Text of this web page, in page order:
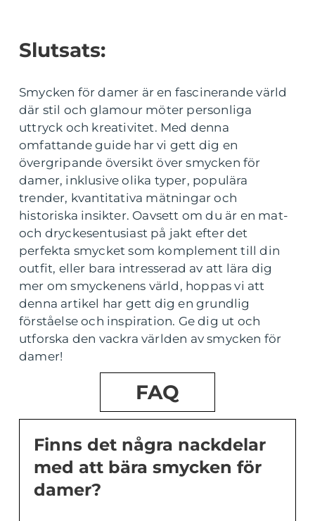
Slutsats:
Smycken för damer är en fascinerande värld
där stil och glamour möter personliga
uttryck och kreativitet. Med denna
omfattande guide har vi gett dig en
övergripande översikt över smycken för
damer, inklusive olika typer, populära
trender, kvantitativa mätningar och
historiska insikter. Oavsett om du är en mat-
och dryckesentusiast på jakt efter det
perfekta smycket som komplement till din
outfit, eller bara intresserad av att lära dig
mer om smyckenens värld, hoppas vi att
denna artikel har gett dig en grundlig
förståelse och inspiration. Ge dig ut och
utforska den vackra världen av smycken för
damer!
FAQ
Finns det några nackdelar
med att bära smycken för
damer?